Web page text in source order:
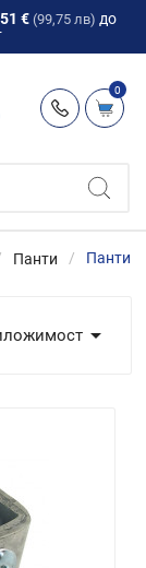
51 € (99,75 лв) до
0
Панти Панти
